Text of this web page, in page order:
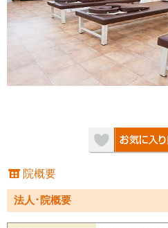
院概要
法人･院概要